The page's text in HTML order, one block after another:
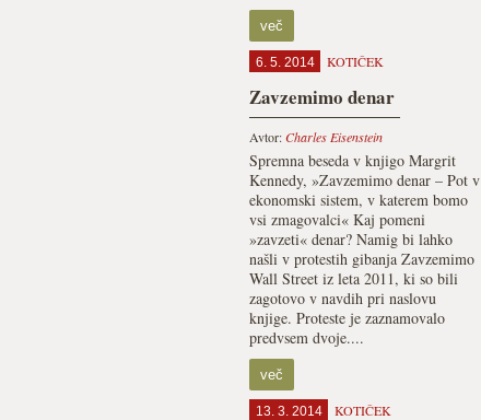
več
6. 5. 2014 KOTIČEK
Zavzemimo denar
Avtor:Charles Eisenstein
Spremna beseda v knjigo Margrit
Kennedy, »Zavzemimo denar – Pot v
ekonomski sistem, v katerem bomo
vsi zmagovalci« Kaj pomeni
»zavzeti« denar? Namig bi lahko
našli v protestih gibanja Zavzemimo
Wall Street iz leta 2011, ki so bili
zagotovo v navdih pri naslovu
knjige. Proteste je zaznamovalo
predvsem dvoje....
več
13. 3. 2014 KOTIČEK